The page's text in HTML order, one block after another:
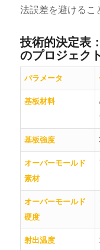
法誤差を避けるこ
技術的決定表
のプロジェク
パラメータ
基板材料
基板強度
オーバーモールド
素材
オーバーモールド
硬度
射出温度